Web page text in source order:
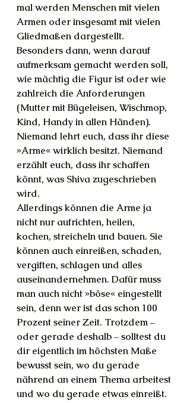
mal werden Menschen mit vielen
Armen oder insgesamt mit vielen
Gliedmaßen dargestellt.
Besonders dann, wenn darauf
aufmerksam gemacht werden soll,
wie mächtig die Figur ist oder wie
zahlreich die Anforderungen
(Mutter mit Bügeleisen, Wischmop,
Kind, Handy in allen Händen).
Niemand lehrt euch, dass ihr diese
»Arme« wirklich besitzt. Niemand
erzählt euch, dass ihr schaffen
könnt, was Shiva zugeschrieben
wird.
Allerdings können die Arme ja
nicht nur aufrichten, heilen,
kochen, streicheln und bauen. Sie
können auch einreißen, schaden,
vergiften, schlagen und alles
auseinandernehmen. Dafür muss
man auch nicht »böse« eingestellt
sein, denn wer ist das schon 100
Prozent seiner Zeit. Trotzdem –
oder gerade deshalb – solltest du
dir eigentlich im höchsten Maße
bewusst sein, wo du gerade
nährend an einem Thema arbeitest
und wo du gerade etwas einreißt.